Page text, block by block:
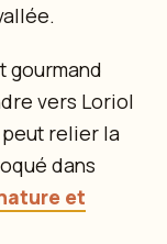
gourmand
vers Loriol
relier la
dans
et